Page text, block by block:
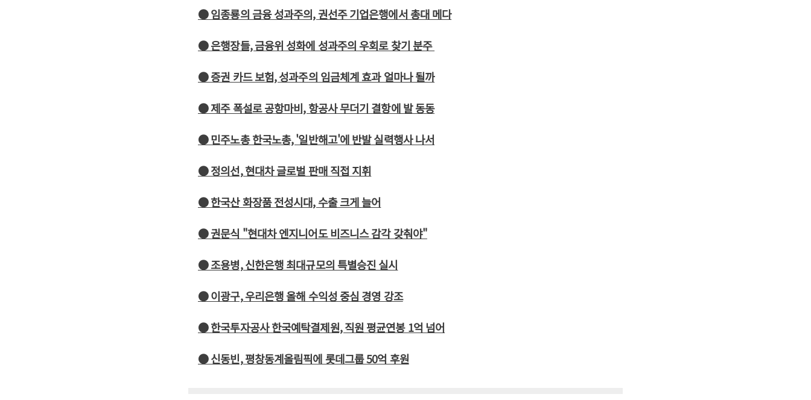
● 임종룡의 금융 성과주의, 권선주 기업은행에서 총대 메다
● 은행장들, 금융위 성화에 성과주의 우회로 찾기 분주
● 증권 카드 보험, 성과주의 임금체계 효과 얼마나 될까
● 제주 폭설로 공항마비, 항공사 무더기 결항에 발 동동
● 민주노총 한국노총, '일반해고'에 반발 실력행사 나서
● 정의선, 현대차 글로벌 판매 직접 지휘
● 한국산 화장품 전성시대, 수출 크게 늘어
● 권문식 "현대차 엔지니어도 비즈니스 감각 갖춰야"
● 조용병, 신한은행 최대규모의 특별승진 실시
● 이광구, 우리은행 올해 수익성 중심 경영 강조
● 한국투자공사 한국예탁결제원, 직원 평균연봉 1억 넘어
● 신동빈, 평창동계올림픽에 롯데그룹 50억 후원